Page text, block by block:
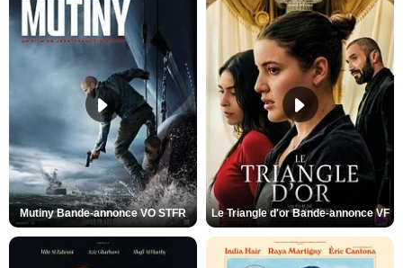
Mutiny Bande-annonce VO STFR Le Triangle d'or Bande-annonce VF